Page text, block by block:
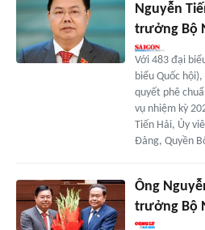
Nguyễn
trưởng Bộ
Với 483 đại
biểu Quốc
quyết phê
vụ nhiệm kỳ
Tiến Hải, Ủy
Đảng, Quyền
Ông
trưởng Bộ